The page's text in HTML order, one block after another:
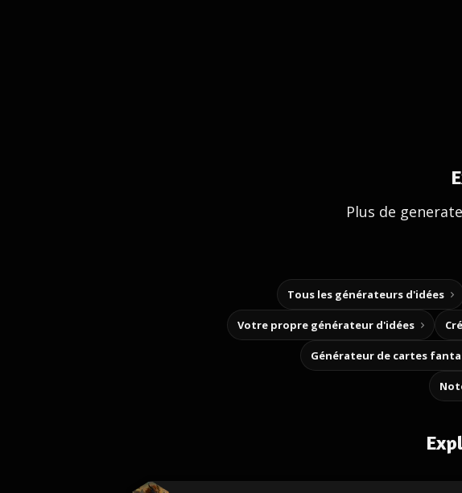
Plus de
Tous les générateurs d'idées
Votre propre générateur d'idées
Générateur de cartes